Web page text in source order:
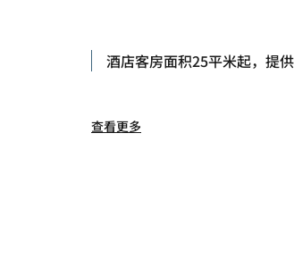
酒店客房面积25平米起，提
查看更多